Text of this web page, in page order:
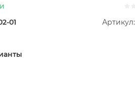
01 Артикул: